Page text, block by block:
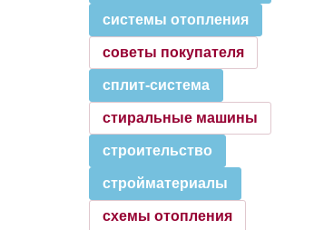
системы отопления
советы покупателя
сплит-система
стиральные машины
строительство
стройматериалы
схемы отопления